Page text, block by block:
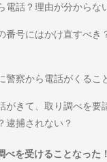
電話？理由が分からな
番号にはかけ直すべき
警察から電話がくるこ
がきて、取り調べを要
逮捕されない？
べを受けることなった！